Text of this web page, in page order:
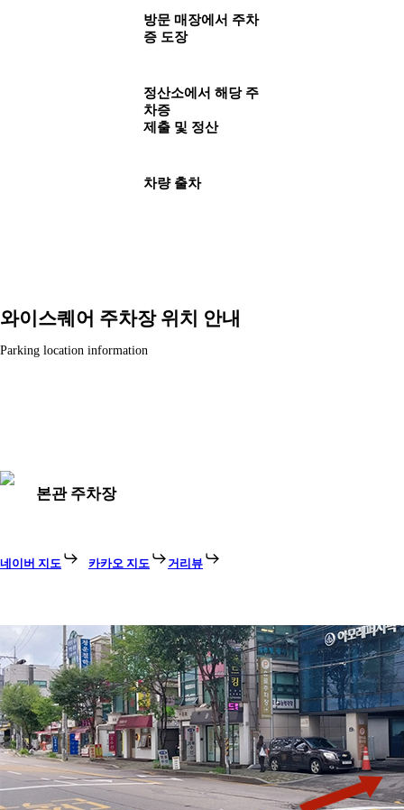
방문 매장에서 주차
증 도장
정산소에서 해당 주
차증
제출 및 정산
차량 출차
와이스퀘어 주차장 위치 안내
Parking location information
본관 주차장
네이버 지도 카카오 지도 거리뷰